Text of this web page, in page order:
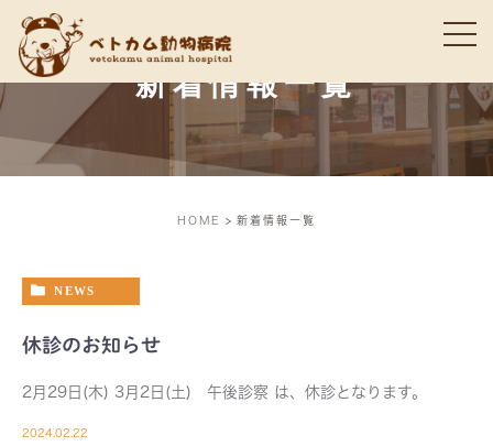
新着情報一覧
HOME 新着情報一覧
NEWS
休診のお知らせ
2月29日(木) 3月2日(土) 午後診察 は、休診となります。
2024.02.22